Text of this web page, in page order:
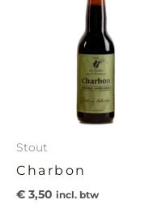
Stout
Charbon
€ 3,50 incl. btw